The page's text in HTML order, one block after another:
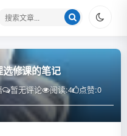
搜
修课的笔记
暂无评论 阅读:4 点赞:0